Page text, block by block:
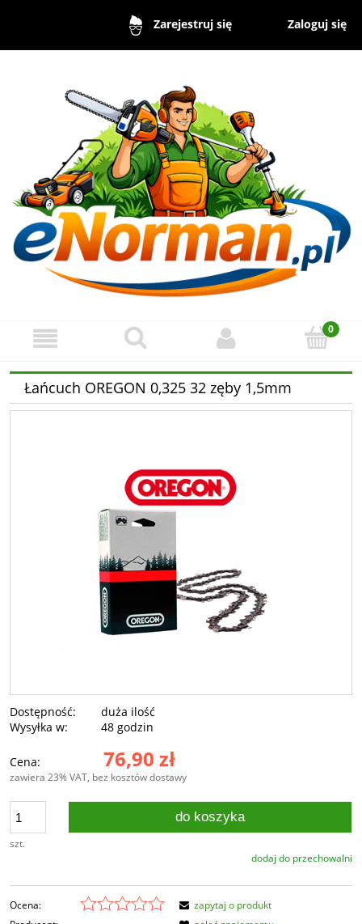
Zarejestruj się Zaloguj się
Łańcuch OREGON 0,325 32 zęby 1,5mm
Dostępność:
duża ilość
Wysyłka w:
48 godzin
Cena: 76,90 zł
zawiera 23% VAT, bez kosztów dostawy
szt.
do koszyka
dodaj do przechowalni
Ocena:
zapytaj o produkt